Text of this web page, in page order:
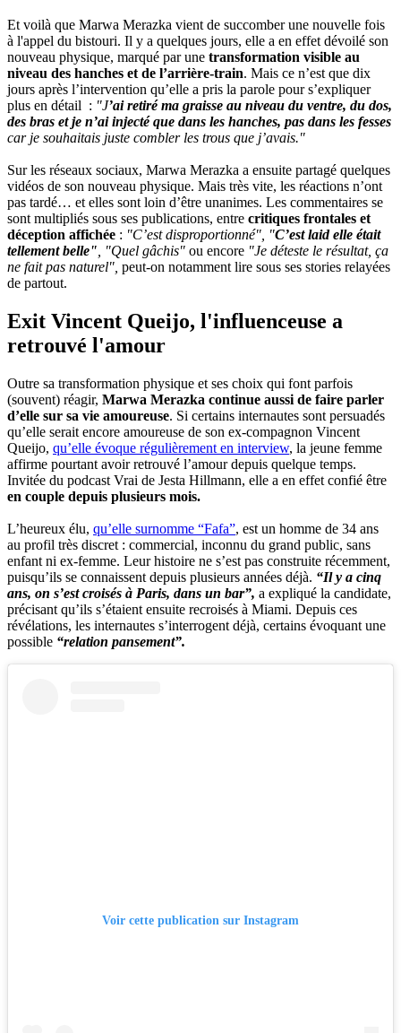
Et voilà que Marwa Merazka vient de succomber une nouvelle fois
à l'appel du bistouri. Il y a quelques jours, elle a en effet dévoilé son
nouveau physique, marqué par une transformation visible au
niveau des hanches et de l’arrière-train. Mais ce n’est que dix
jours après l’intervention qu’elle a pris la parole pour s’expliquer
plus en détail : "J’ai retiré ma graisse au niveau du ventre, du dos,
des bras et je n’ai injecté que dans les hanches, pas dans les fesses
car je souhaitais juste combler les trous que j’avais."
Sur les réseaux sociaux, Marwa Merazka a ensuite partagé quelques
vidéos de son nouveau physique. Mais très vite, les réactions n’ont
pas tardé… et elles sont loin d’être unanimes. Les commentaires se
sont multipliés sous ses publications, entre critiques frontales et
déception affichée : "C’est disproportionné", "C’est laid elle était
tellement belle" , "Quel gâchis" ou encore "Je déteste le résultat, ça
ne fait pas naturel", peut-on notamment lire sous ses stories relayées
de partout.
Exit Vincent Queijo, l'influenceuse a
retrouvé l'amour
Outre sa transformation physique et ses choix qui font parfois
(souvent) réagir, Marwa Merazka continue aussi de faire parler
d’elle sur sa vie amoureuse. Si certains internautes sont persuadés
qu’elle serait encore amoureuse de son ex-compagnon Vincent
Queijo, qu’elle évoque régulièrement en interview, la jeune femme
affirme pourtant avoir retrouvé l’amour depuis quelque temps.
Invitée du podcast Vrai de Jesta Hillmann, elle a en effet confié être
en couple depuis plusieurs mois.
L’heureux élu, qu’elle surnomme “Fafa”, est un homme de 34 ans
au profil très discret : commercial, inconnu du grand public, sans
enfant ni ex-femme. Leur histoire ne s’est pas construite récemment,
puisqu’ils se connaissent depuis plusieurs années déjà. “Il y a cinq
ans, on s’est croisés à Paris, dans un bar”, a expliqué la candidate,
précisant qu’ils s’étaient ensuite recroisés à Miami. Depuis ces
révélations, les internautes s’interrogent déjà, certains évoquant une
possible “relation pansement”.
Voir cette publication sur Instagram